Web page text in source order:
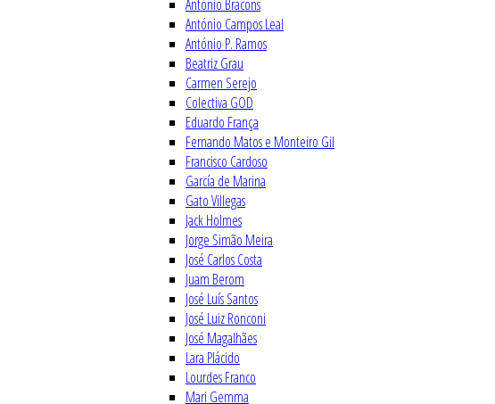
António Bracons
António Campos Leal
António P. Ramos
Beatriz Grau
Carmen Serejo
Colectiva GOD
Eduardo França
Fernando Matos e Monteiro Gil
Francisco Cardoso
García de Marina
Gato Villegas
Jack Holmes
Jorge Simão Meira
José Carlos Costa
Juam Berom
José Luís Santos
José Luiz Ronconi
José Magalhães
Lara Plácido
Lourdes Franco
Mari Gemma